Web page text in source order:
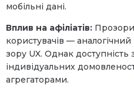
мобільні дані.
Вплив на афіліатів:
користувачів —
зору UX. Однак доступність
індивідуальних
агрегаторами.